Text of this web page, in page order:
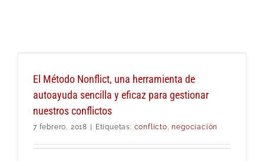
El Método Nonflict, una herramienta de
autoayuda sencilla y eficaz para gestionar
nuestros conflictos
7 febrero, 2018 Etiquetas: conflicto,negociación